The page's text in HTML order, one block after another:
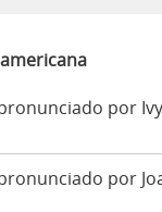
por Ivy
por